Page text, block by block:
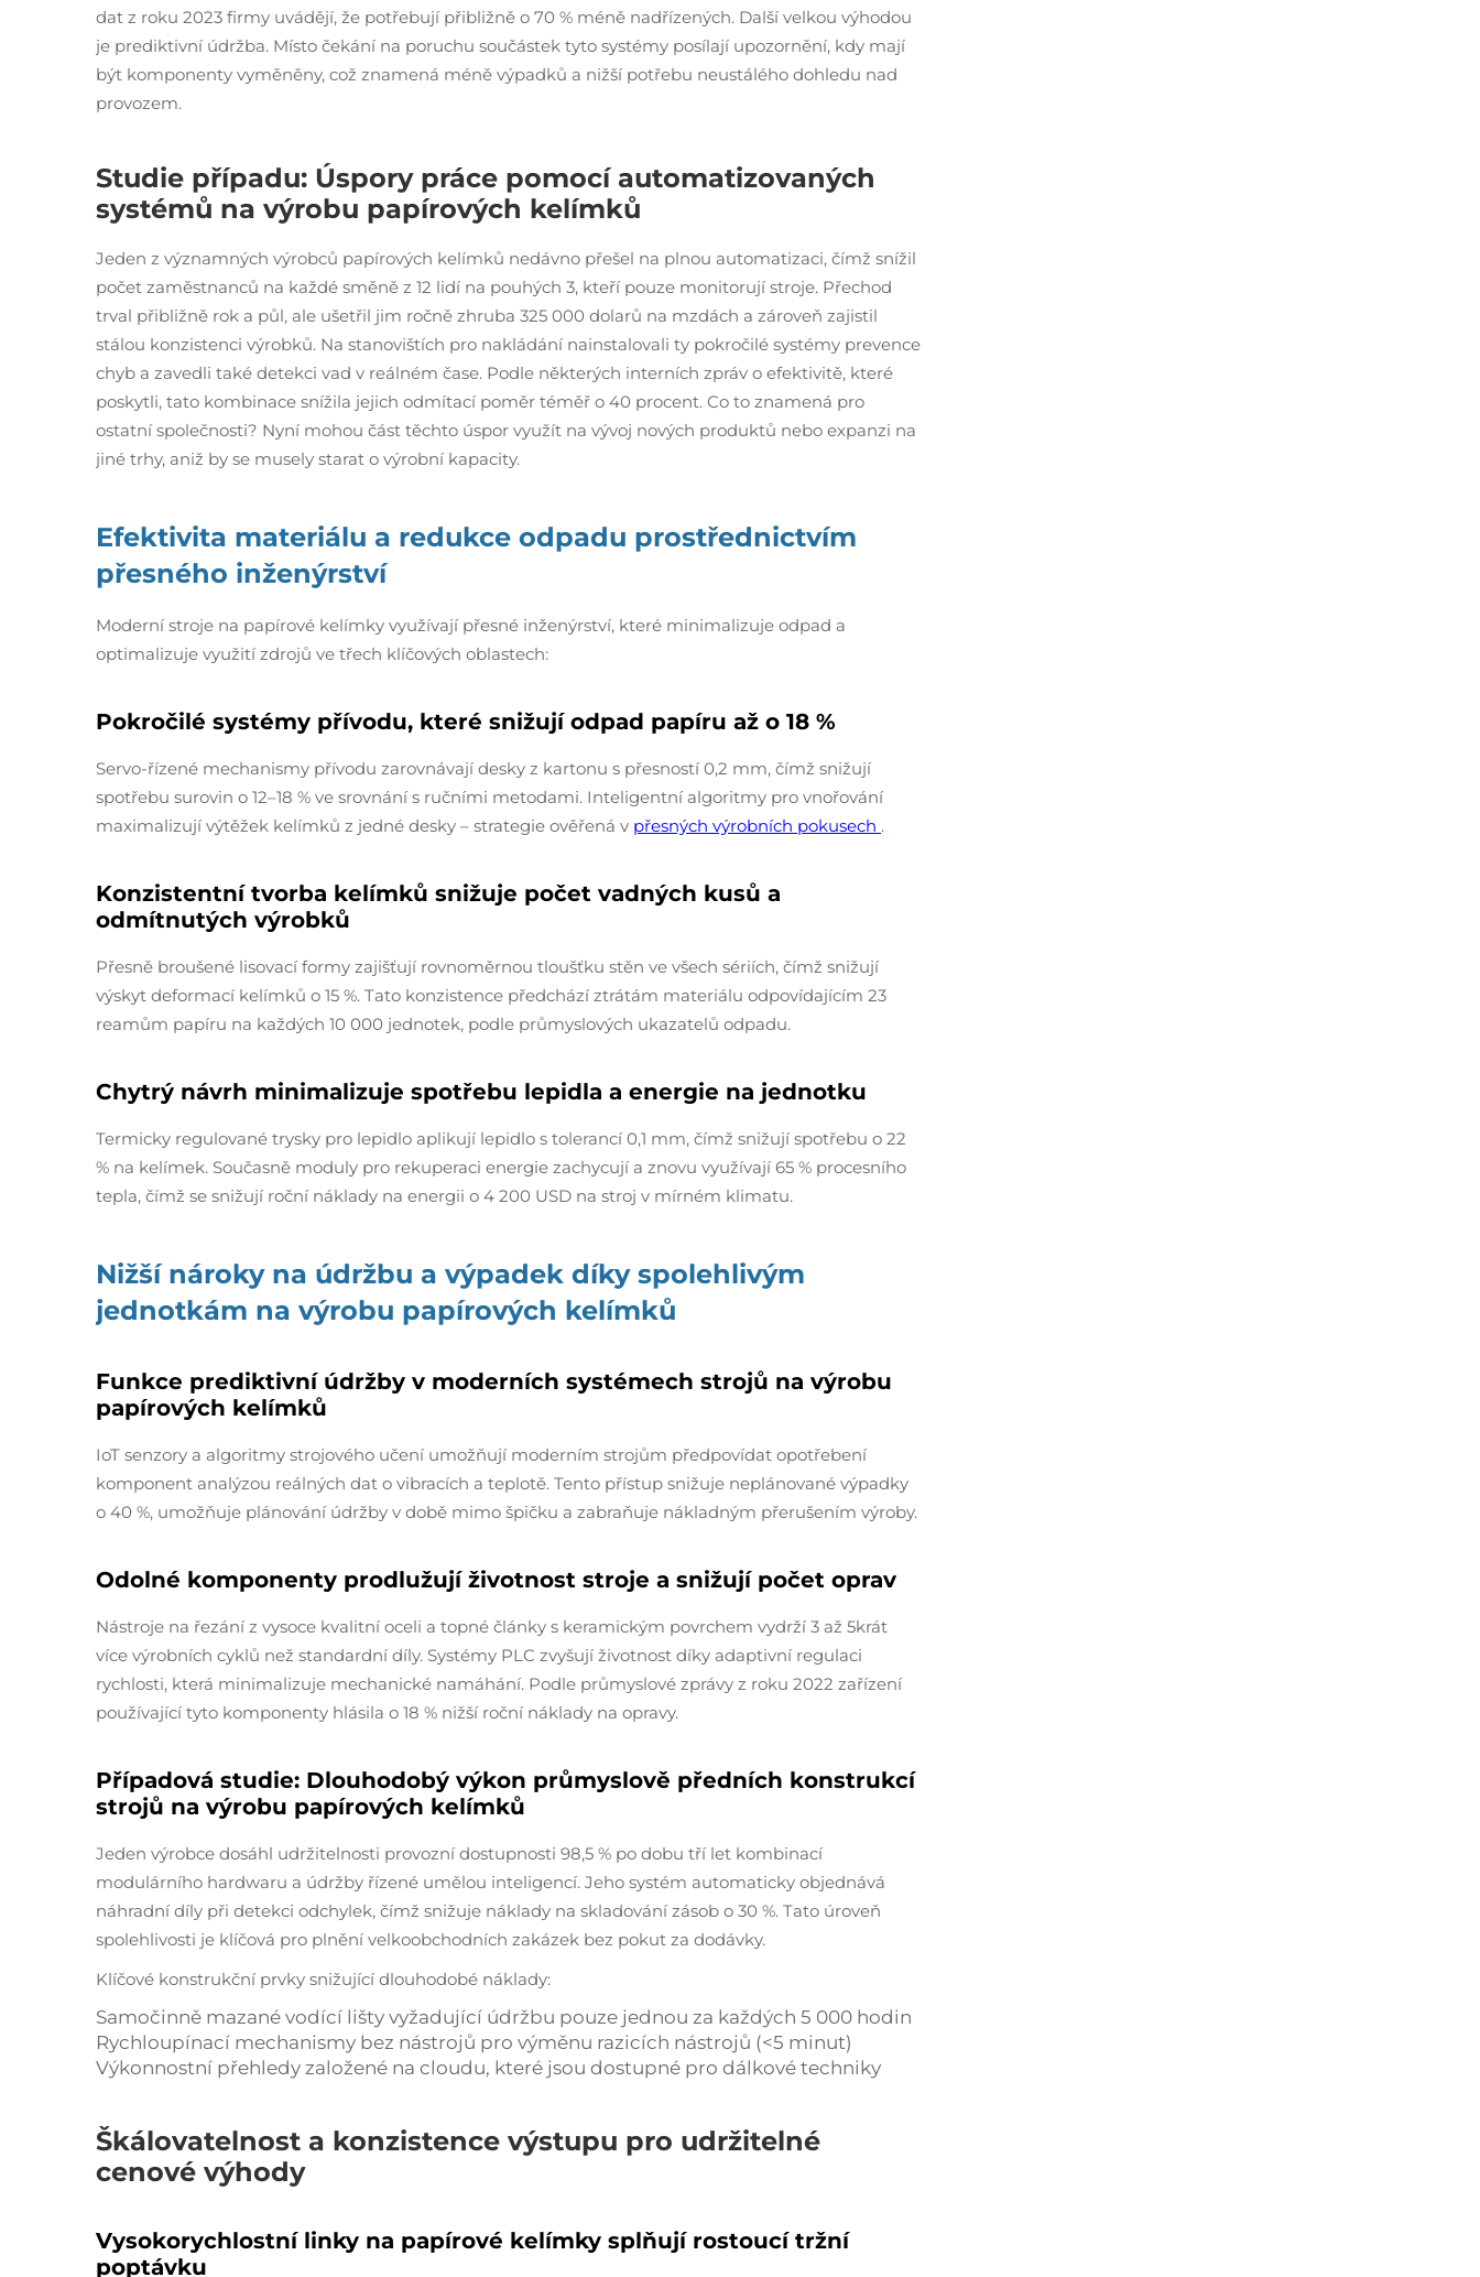
dat z roku 2023 firmy uvádějí, že potřebují přibližně o 70 % méně nadřízených. Další velkou výhodou
je prediktivní údržba. Místo čekání na poruchu součástek tyto systémy posílají upozornění, kdy mají
být komponenty vyměněny, což znamená méně výpadků a nižší potřebu neustálého dohledu nad
provozem.
Studie případu: Úspory práce pomocí automatizovaných
systémů na výrobu papírových kelímků
Jeden z významných výrobců papírových kelímků nedávno přešel na plnou automatizaci, čímž snížil
počet zaměstnanců na každé směně z 12 lidí na pouhých 3, kteří pouze monitorují stroje. Přechod
trval přibližně rok a půl, ale ušetřil jim ročně zhruba 325 000 dolarů na mzdách a zároveň zajistil
stálou konzistenci výrobků. Na stanovištích pro nakládání nainstalovali ty pokročilé systémy prevence
chyb a zavedli také detekci vad v reálném čase. Podle některých interních zpráv o efektivitě, které
poskytli, tato kombinace snížila jejich odmítací poměr téměř o 40 procent. Co to znamená pro
ostatní společnosti? Nyní mohou část těchto úspor využít na vývoj nových produktů nebo expanzi na
jiné trhy, aniž by se musely starat o výrobní kapacity.
Efektivita materiálu a redukce odpadu prostřednictvím
přesného inženýrství
Moderní stroje na papírové kelímky využívají přesné inženýrství, které minimalizuje odpad a
optimalizuje využití zdrojů ve třech klíčových oblastech:
Pokročilé systémy přívodu, které snižují odpad papíru až o 18 %
Servo-řízené mechanismy přívodu zarovnávají desky z kartonu s přesností 0,2 mm, čímž snižují
spotřebu surovin o 12–18 % ve srovnání s ručními metodami. Inteligentní algoritmy pro vnořování
maximalizují výtěžek kelímků z jedné desky – strategie ověřená v přesných výrobních pokusech .
Konzistentní tvorba kelímků snižuje počet vadných kusů a
odmítnutých výrobků
Přesně broušené lisovací formy zajišťují rovnoměrnou tloušťku stěn ve všech sériích, čímž snižují
výskyt deformací kelímků o 15 %. Tato konzistence předchází ztrátám materiálu odpovídajícím 23
reamům papíru na každých 10 000 jednotek, podle průmyslových ukazatelů odpadu.
Chytrý návrh minimalizuje spotřebu lepidla a energie na jednotku
Termicky regulované trysky pro lepidlo aplikují lepidlo s tolerancí 0,1 mm, čímž snižují spotřebu o 22
% na kelímek. Současně moduly pro rekuperaci energie zachycují a znovu využívají 65 % procesního
tepla, čímž se snižují roční náklady na energii o 4 200 USD na stroj v mírném klimatu.
Nižší nároky na údržbu a výpadek díky spolehlivým
jednotkám na výrobu papírových kelímků
Funkce prediktivní údržby v moderních systémech strojů na výrobu
papírových kelímků
IoT senzory a algoritmy strojového učení umožňují moderním strojům předpovídat opotřebení
komponent analýzou reálných dat o vibracích a teplotě. Tento přístup snižuje neplánované výpadky
o 40 %, umožňuje plánování údržby v době mimo špičku a zabraňuje nákladným přerušením výroby.
Odolné komponenty prodlužují životnost stroje a snižují počet oprav
Nástroje na řezání z vysoce kvalitní oceli a topné články s keramickým povrchem vydrží 3 až 5krát
více výrobních cyklů než standardní díly. Systémy PLC zvyšují životnost díky adaptivní regulaci
rychlosti, která minimalizuje mechanické namáhání. Podle průmyslové zprávy z roku 2022 zařízení
používající tyto komponenty hlásila o 18 % nižší roční náklady na opravy.
Případová studie: Dlouhodobý výkon průmyslově předních konstrukcí
strojů na výrobu papírových kelímků
Jeden výrobce dosáhl udržitelnosti provozní dostupnosti 98,5 % po dobu tří let kombinací
modulárního hardwaru a údržby řízené umělou inteligencí. Jeho systém automaticky objednává
náhradní díly při detekci odchylek, čímž snižuje náklady na skladování zásob o 30 %. Tato úroveň
spolehlivosti je klíčová pro plnění velkoobchodních zakázek bez pokut za dodávky.
Klíčové konstrukční prvky snižující dlouhodobé náklady:
Samočinně mazané vodící lišty vyžadující údržbu pouze jednou za každých 5 000 hodin
Rychloupínací mechanismy bez nástrojů pro výměnu razicích nástrojů (<5 minut)
Výkonnostní přehledy založené na cloudu, které jsou dostupné pro dálkové techniky
Škálovatelnost a konzistence výstupu pro udržitelné
cenové výhody
Vysokorychlostní linky na papírové kelímky splňují rostoucí tržní
poptávku